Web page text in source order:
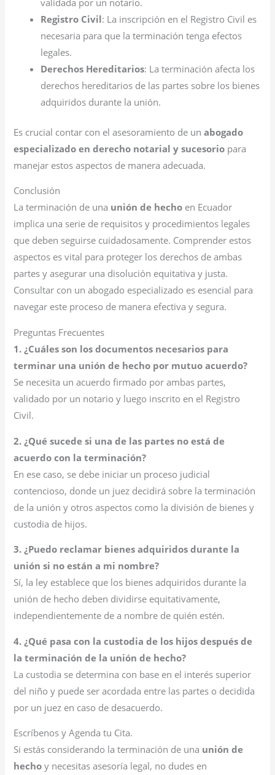
Registro Civil: La inscripción en el Registro Civil es
necesaria para que la terminación tenga efectos
legales.
Derechos Hereditarios: La terminación afecta los
derechos hereditarios de las partes sobre los bienes
adquiridos durante la unión.
Es crucial contar con el asesoramiento de unabogado
especializado en derecho notarial y sucesorio para
manejar estos aspectos de manera adecuada.
Conclusión
La terminación de una unión de hecho en Ecuador
implica una serie de requisitos y procedimientos legales
que deben seguirse cuidadosamente. Comprender estos
aspectos es vital para proteger los derechos de ambas
partes y asegurar una disolución equitativa y justa.
Consultar con un abogado especializado es esencial para
navegar este proceso de manera efectiva y segura.
Preguntas Frecuentes
1. ¿Cuáles son los documentos necesarios para
terminar una unión de hecho por mutuo acuerdo?
Se necesita un acuerdo firmado por ambas partes,
validado por un notario y luego inscrito en el Registro
Civil.
2. ¿Qué sucede si una de las partes no está de
acuerdo con la terminación?
En ese caso, se debe iniciar un proceso judicial
contencioso, donde un juez decidirá sobre la terminación
de la unión y otros aspectos como la división de bienes y
custodia de hijos.
3. ¿Puedo reclamar bienes adquiridos durante la
unión si no están a mi nombre?
Sí, la ley establece que los bienes adquiridos durante la
unión de hecho deben dividirse equitativamente,
independientemente de a nombre de quién estén.
4. ¿Qué pasa con la custodia de los hijos después de
la terminación de la unión de hecho?
La custodia se determina con base en el interés superior
del niño y puede ser acordada entre las partes o decidida
por un juez en caso de desacuerdo.
Escríbenos y Agenda tu Cita.
Si estás considerando la terminación de una unión de
hecho y necesitas asesoría legal, no dudes en